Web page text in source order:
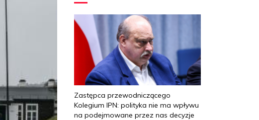
Zastępca przewodniczącego
Kolegium IPN: polityka nie ma wpływu
na podejmowane przez nas decyzje